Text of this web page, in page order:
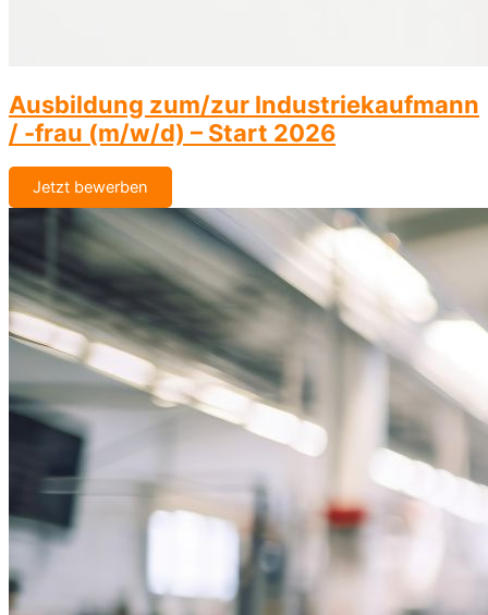
Ausbildung zum/zur Industriekaufmann
/ -frau (m/w/d) – Start 2026
Jetzt bewerben